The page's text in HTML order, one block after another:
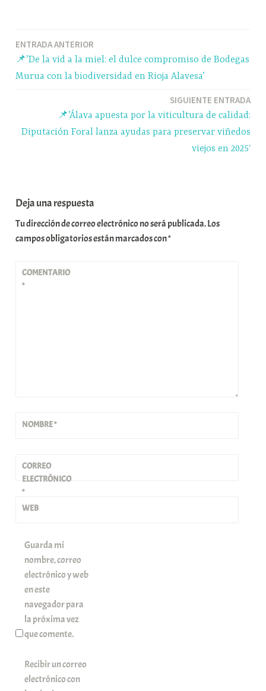
pp m rti
r
Navegación
de
ENTRADA ANTERIOR
📌’De la vid a la miel: el dulce compromiso de Bodegas
Murua con la biodiversidad en Rioja Alavesa’
SIGUIENTE ENTRADA
📌’Álava apuesta por la viticultura de calidad:
Diputación Foral lanza ayudas para preservar viñedos
viejos en 2025′
Deja una respuesta
Tu dirección de correo electrónico no será publicada.Los
campos obligatorios están marcados con*
COMENTARIO
*
NOMBRE*
CORREO
ELECTRÓNICO
*
WEB
Guarda mi
nombre, correo
electrónico y web
en este
navegador para
la próxima vez
que comente.
Recibir un correo
electrónico con